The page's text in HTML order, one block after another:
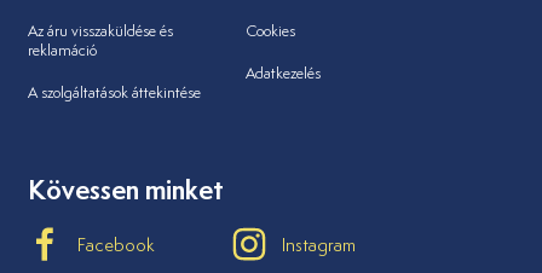
Az áru visszaküldése és
reklamáció
A szolgáltatások áttekintése
Cookies
Adatkezelés
Kövessen minket
Facebook Instagram